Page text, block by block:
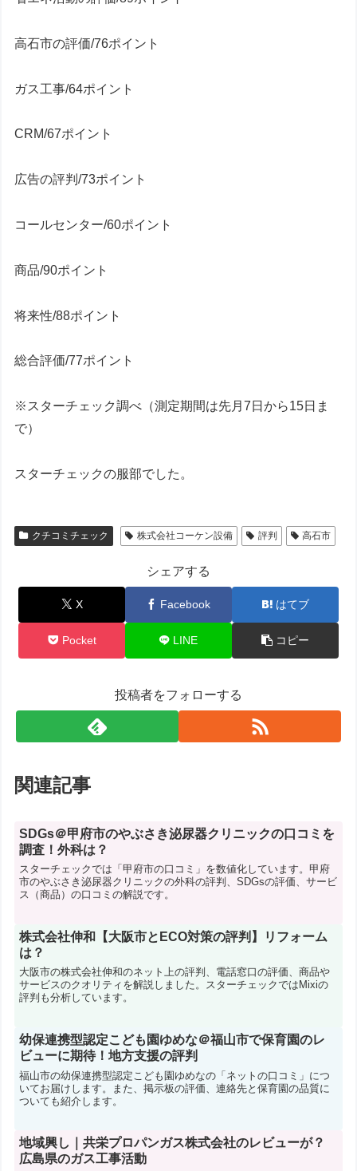
高石市の評価/76ポイント
ガス工事/64ポイント
CRM/67ポイント
広告の評判/73ポイント
コールセンター/60ポイント
商品/90ポイント
将来性/88ポイント
総合評価/77ポイント
※スターチェック調べ（測定期間は先月7日から15日ま
で）
スターチェックの服部でした。
クチコミチェック 株式会社コーケン設備 評判 高石市
シェアする
X Facebook はてブ
Pocket LINE コピー
投稿者をフォローする
関連記事
SDGs＠甲府市のやぶさき泌尿器クリニックの口コミを
調査！外科は？
スターチェックでは「甲府市の口コミ」を数値化しています。甲府
市のやぶさき泌尿器クリニックの外科の評判、SDGsの評価、サービ
ス（商品）の口コミの解説です。
株式会社伸和【大阪市とECO対策の評判】リフォーム
は？
大阪市の株式会社伸和のネット上の評判、電話窓口の評価、商品や
サービスのクオリティを解説しました。スターチェックではMixiの
評判も分析しています。
幼保連携型認定こども園ゆめな＠福山市で保育園のレ
ビューに期待！地方支援の評判
福山市の幼保連携型認定こども園ゆめなの「ネットの口コミ」につ
いてお届けします。また、掲示板の評価、連絡先と保育園の品質に
ついても紹介します。
地域興し｜共栄プロパンガス株式会社のレビューが？
広島県のガス工事活動